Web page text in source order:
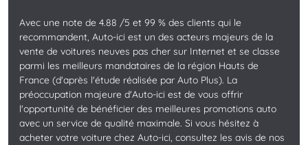
Avec une note de 4.88 /5 et 99 % des clients qui le
recommandent, Auto-ici est un des acteurs majeurs de la
vente de voitures neuves pas cher sur Internet et se classe
parmi les meilleurs mandataires de la région Hauts de
France (d'après l'étude réalisée par Auto Plus). La
préoccupation majeure d'Auto-ici est de vous offrir
l'opportunité de bénéficier des meilleures promotions auto
avec un service de qualité maximale. Si vous hésitez à
acheter votre voiture chez Auto-ici, consultez les avis de nos